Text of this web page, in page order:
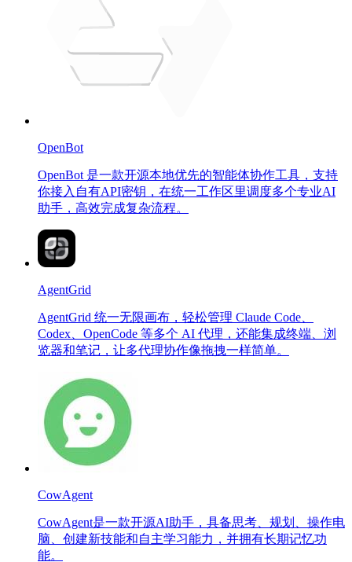
OpenBot
OpenBot 是一款开源本地优先的智能体协作工具，支持
你接入自有API密钥，在统一工作区里调度多个专业AI
助手，高效完成复杂流程。
AgentGrid
AgentGrid 统一无限画布，轻松管理 Claude Code、
Codex、OpenCode 等多个 AI 代理，还能集成终端、浏
览器和笔记，让多代理协作像拖拽一样简单。
CowAgent
CowAgent是一款开源AI助手，具备思考、规划、操作电
脑、创建新技能和自主学习能力，并拥有长期记忆功
能。